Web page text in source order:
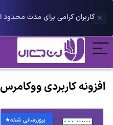
افزونه کاربردی ووکامرس
بروزرسانی شده